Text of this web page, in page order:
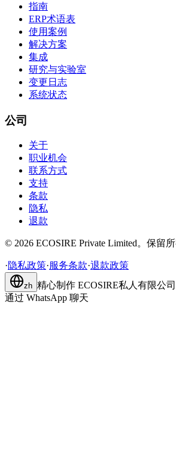
指南
ERP术语表
使用案例
解决方案
集成
研究与实验室
变更日志
系统状态
公司
关于
职业机会
联系方式
支持
条款
隐私
退款
© 2026 ECOSIRE Private Limited。保留所
·隐私政策·服务条款·退款政策
zh 精心制作 ECOSIRE私人有限公司
通过 WhatsApp 聊天